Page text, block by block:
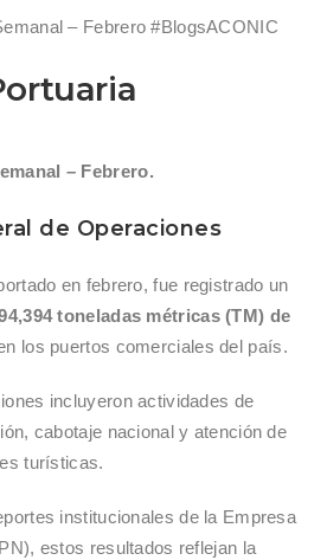
– Febrero #BlogsACONIC
– Febrero.
de Operaciones
en febrero, fue registrado un
toneladas métricas (TM) de
los puertos comerciales del país.
incluyeron actividades de
cabotaje nacional y atención de
turísticas.
institucionales de la Empresa
estos resultados reflejan la